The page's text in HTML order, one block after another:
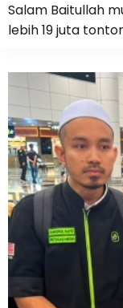
Salam Baitullah
lebih 19 juta